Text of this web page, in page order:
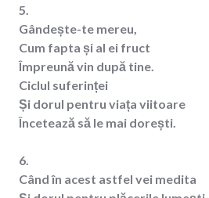
5.
Gândește-te mereu,
Cum fapta și al ei fruct
Împreună vin după tine.
Ciclul suferinței
Și dorul pentru viața viitoare
Încetează să le mai dorești.
6.
Când în acest astfel vei medita